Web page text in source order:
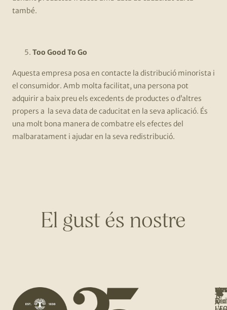
també.
Too Good To Go
Aquesta empresa posa en contacte la distribució minorista i
el consumidor. Amb molta facilitat, una persona pot
adquirir a baix preu els excedents de productes o d’altres
propers a la seva data de caducitat en la seva aplicació. És
una molt bona manera de combatre els efectes del
malbaratament i ajudar en la seva redistribució.
El gust és nostre
Qui
TE
A